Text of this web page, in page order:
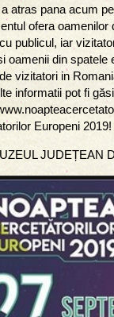
atras pana acum
ofera
publicul, iar
oamenii din spatele
vizitatori in
informatii pot fi
Europeni
JUDEȚEAN